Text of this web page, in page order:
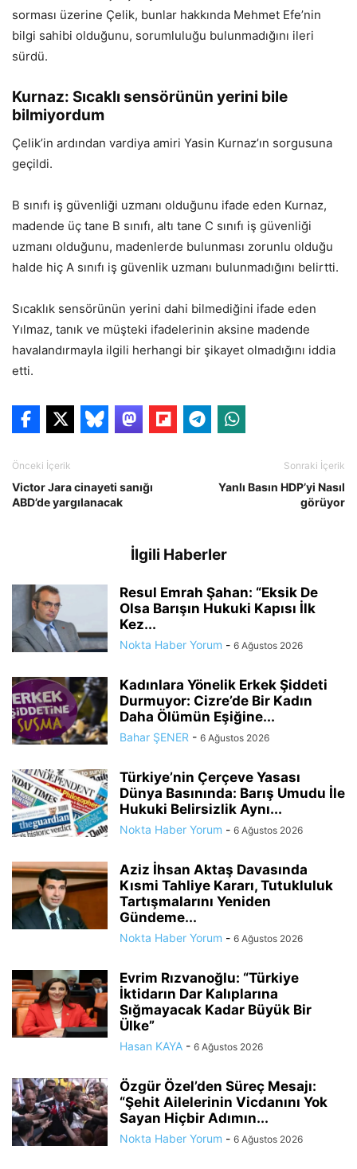
sorması üzerine Çelik, bunlar hakkında Mehmet Efe’nin
bilgi sahibi olduğunu, sorumluluğu bulunmadığını ileri
sürdü.
Kurnaz: Sıcaklı sensörünün yerini bile
bilmiyordum
Çelik’in ardından vardiya amiri Yasin Kurnaz’ın sorgusuna
geçildi.
B sınıfı iş güvenliği uzmanı olduğunu ifade eden Kurnaz,
madende üç tane B sınıfı, altı tane C sınıfı iş güvenliği
uzmanı olduğunu, madenlerde bulunması zorunlu olduğu
halde hiç A sınıfı iş güvenlik uzmanı bulunmadığını belirtti.
Sıcaklık sensörünün yerini dahi bilmediğini ifade eden
Yılmaz, tanık ve müşteki ifadelerinin aksine madende
havalandırmayla ilgili herhangi bir şikayet olmadığını iddia
etti.
Önceki İçerik
Victor Jara cinayeti sanığı
ABD’de yargılanacak
Sonraki İçerik
Yanlı Basın HDP’yi Nasıl
görüyor
İlgili Haberler
Resul Emrah Şahan: “Eksik De
Olsa Barışın Hukuki Kapısı İlk
Kez...
Nokta Haber Yorum - 6 Ağustos 2026
Kadınlara Yönelik Erkek Şiddeti
Durmuyor: Cizre’de Bir Kadın
Daha Ölümün Eşiğine...
Bahar ŞENER - 6 Ağustos 2026
Türkiye’nin Çerçeve Yasası
Dünya Basınında: Barış Umudu İle
Hukuki Belirsizlik Aynı...
Nokta Haber Yorum - 6 Ağustos 2026
Aziz İhsan Aktaş Davasında
Kısmi Tahliye Kararı, Tutukluluk
Tartışmalarını Yeniden
Gündeme...
Nokta Haber Yorum - 6 Ağustos 2026
Evrim Rızvanoğlu: “Türkiye
İktidarın Dar Kalıplarına
Sığmayacak Kadar Büyük Bir
Ülke”
Hasan KAYA - 6 Ağustos 2026
Özgür Özel’den Süreç Mesajı:
“Şehit Ailelerinin Vicdanını Yok
Sayan Hiçbir Adımın...
Nokta Haber Yorum - 6 Ağustos 2026